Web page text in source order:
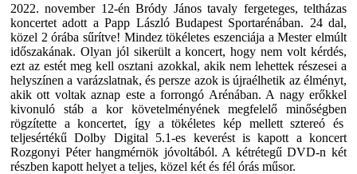
2022. november 12-én Bródy János tavaly fergeteges, teltházas
koncertet adott a Papp László Budapest Sportarénában. 24 dal,
közel 2 órába sűrítve! Mindez tökéletes eszenciája a Mester elmúlt
időszakának. Olyan jól sikerült a koncert, hogy nem volt kérdés,
ezt az estét meg kell osztani azokkal, akik nem lehettek részesei a
helyszínen a varázslatnak, és persze azok is újraélhetik az élményt,
akik ott voltak aznap este a forrongó Arénában. A nagy erőkkel
kivonuló stáb a kor követelményének megfelelő minőségben
rögzítette a koncertet, így a tökéletes kép mellett sztereó és
teljesértékű Dolby Digital 5.1-es keverést is kapott a koncert
Rozgonyi Péter hangmérnök jóvoltából. A kétrétegű DVD-n két
részben kapott helyet a teljes, közel két és fél órás műsor.